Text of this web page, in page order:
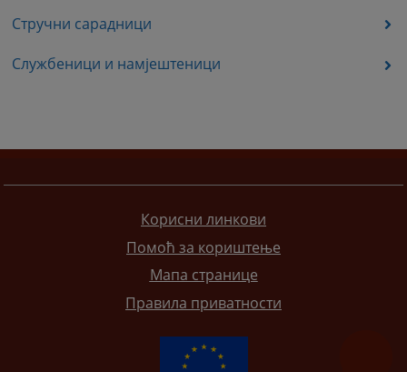
Стручни сарадници
Службеници и намјештеници
Корисни линкови
Помоћ за кориштење
Мапа странице
Правила приватности